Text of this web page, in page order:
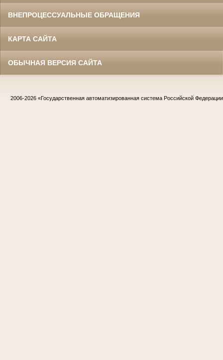
ВНЕПРОЦЕССУАЛЬНЫЕ ОБРАЩЕНИЯ
КАРТА САЙТА
ОБЫЧНАЯ ВЕРСИЯ САЙТА
2006-2026 «Государственная автоматизированная система Российской